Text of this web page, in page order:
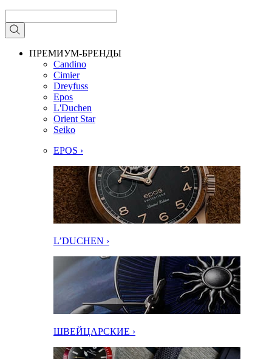
ПРЕМИУМ-БРЕНДЫ
Candino
Cimier
Dreyfuss
Epos
L'Duchen
Orient Star
Seiko
EPOS ›
L’DUCHEN ›
ШВЕЙЦАРСКИЕ ›